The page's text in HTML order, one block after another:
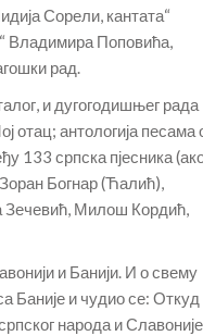
Сорели, кантата“
Владимира Поповића,
рад.
и дугогодишњег рада
отац; антологија песама
133 српска пјесника
Богнар (Ћалић),
Зечевић, Милош Кордић,
и Банији. И о свему
Баније и чудио се: Откуд
народа и Славоније